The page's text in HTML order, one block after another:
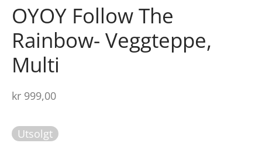
OYOY Follow The
Rainbow- Veggteppe,
Multi
kr 999,00
Utsolgt